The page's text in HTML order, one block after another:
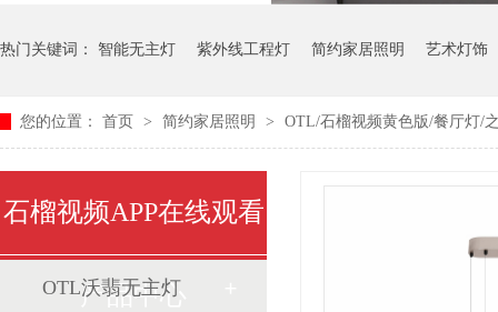
热门关键词： 智能无主灯 紫外线工程灯 简约家居照明 艺术灯饰
您的位置： 首页 > 简约家居照明 > OTL/石榴视频黄色版/餐厅灯/
石榴视频APP在线观看
产品中心
OTL沃翡无主灯